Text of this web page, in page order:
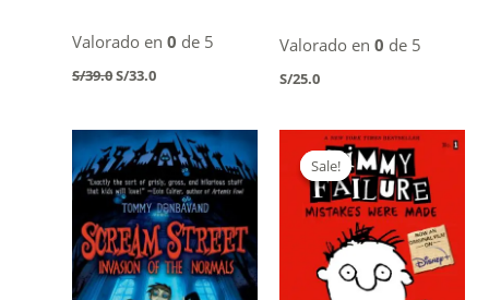
Valorado en0 de 5
S/39.0Original
S/39.0.
S/33.0Current
S/33.0.
Valorado en 0 de 5
S/25.0
Sale!
Sale!